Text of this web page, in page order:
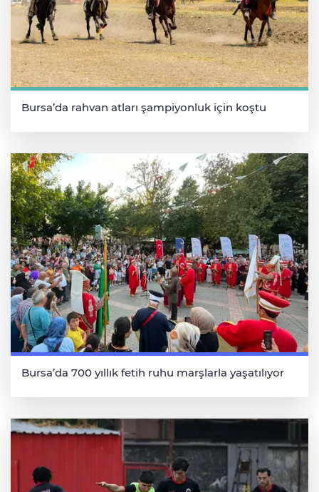
Bursa’da rahvan atları şampiyonluk için koştu
Bursa’da 700 yıllık fetih ruhu marşlarla yaşatılıyor